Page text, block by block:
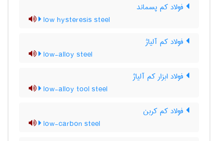
فولاد کم پسماند
low hysteresis steel
فولاد کم آلیاژ
low-alloy steel
فولاد ابزار کم آلیاژ
low-alloy tool steel
فولاد کم کربن
low-carbon steel